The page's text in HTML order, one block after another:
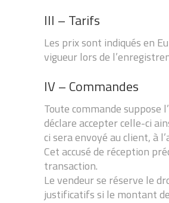
III – Tarifs
Les prix sont indiqués en
vigueur lors de
IV – Commandes
Toute commande suppose
déclare accepter celle-ci
ci sera envoyé au client, à
Cet accusé de réception
transaction.
Le vendeur se réserve le
justificatifs si le montant